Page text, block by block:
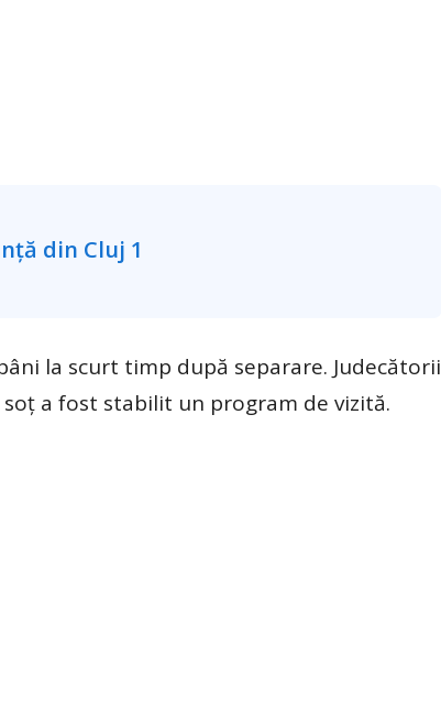
la scurt timp după separare. Judecătorii
a fost stabilit un program de vizită.